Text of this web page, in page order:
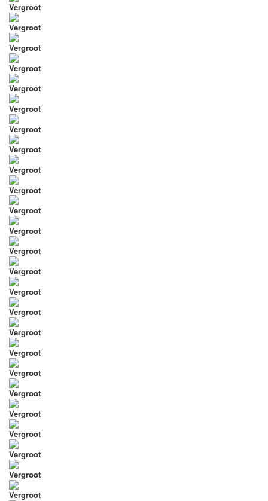
Vergroot
Vergroot
Vergroot
Vergroot
Vergroot
Vergroot
Vergroot
Vergroot
Vergroot
Vergroot
Vergroot
Vergroot
Vergroot
Vergroot
Vergroot
Vergroot
Vergroot
Vergroot
Vergroot
Vergroot
Vergroot
Vergroot
Vergroot
Vergroot
Vergroot